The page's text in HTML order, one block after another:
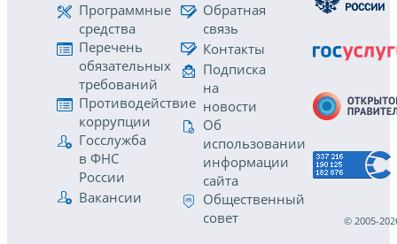
Программные
средства
Перечень
обязательных
требований
Противодействие
коррупции
Госслужба
в ФНС
России
Вакансии
Обратная
связь
Контакты
Подписка
на
новости
Об
использовании
информации
сайта
Общественный
совет
© 2005-